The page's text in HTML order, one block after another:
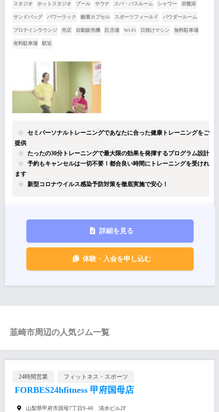
スタジオ ホットスタジオ プール サウナ スパ・バスルーム シャワー 岩盤浴
サンドバッグ パワーラック 酸素カプセル スポーツフィールド パウダールーム
プロテインラウンジ 売店 自動販売機 託児場 Wi-Fi 日焼けマシン 無料駐車場
有料駐車場 駅近
セミパーソナルトレーニングであなたに合った健康トレーニングをご
提供
たったの30分トレーニングで最大限の効果を発揮するプログラム設計
予約もキャンセルは一切不要！都合良い時間にトレーニングを受けれ
ます
新型コロナウイルス感染予防対策を徹底実施で安心！
詳細を見る
体験・入会を申し込む
韮崎市周辺の人気ジム一覧
24時間営業 フィットネス・スポーツ
FORBES24hfitness 甲府国母店
山梨県甲府市国母7丁目9-40 清水ビル2F